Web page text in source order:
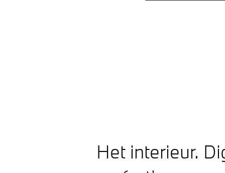
Het interieur.